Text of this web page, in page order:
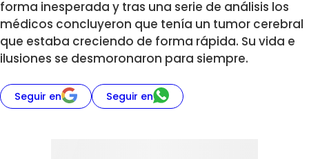
forma inesperada y tras una serie de análisis los
médicos concluyeron que tenía un tumor cerebral
que estaba creciendo de forma rápida. Su vida e
ilusiones se desmoronaron para siempre.
Seguir en Seguir en